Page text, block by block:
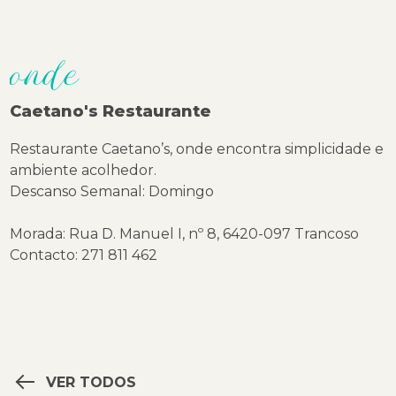
onde
Caetano's Restaurante
Restaurante Caetano’s, onde encontra simplicidade e
ambiente acolhedor.
Descanso Semanal: Domingo
Morada: Rua D. Manuel I, nº 8, 6420-097 Trancoso
Contacto: 271 811 462
VER TODOS